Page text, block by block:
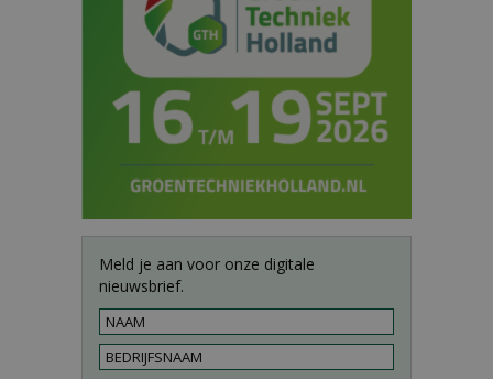
Meld je aan voor onze digitale
nieuwsbrief.